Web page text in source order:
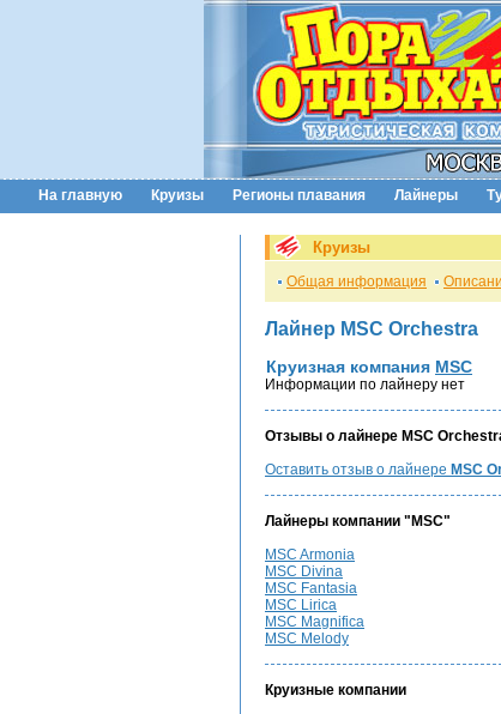
На главную Круизы Регионы плавания Лайнеры
Круизы
Общая информация
Лайнер MSC Orchestra
Круизная компания MSC
Информации по лайнеру нет
Отзывы о лайнере MSC
Оставить отзыв о лайнере MSC
Лайнеры компании "MSC"
MSC Armonia
MSC Divina
MSC Fantasia
MSC Lirica
MSC Magnifica
MSC Melody
Круизные компании